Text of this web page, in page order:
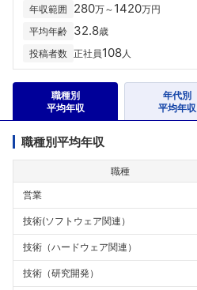
年収範囲 280万～ 1420万円
平均年齢 32.8歳
投稿者数 正社員108人
職種別
平均年収
年代別
平均年収
職種別平均年収
職種
営業
技術(ソフトウェア関連）
技術（ハードウェア関連）
技術（研究開発）